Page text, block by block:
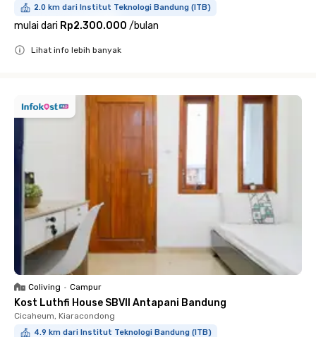
2.0 km dari Institut Teknologi Bandung (ITB)
mulai dari Rp2.300.000 /bulan
Lihat info lebih banyak
Coliving • Campur
Kost Luthfi House SBVII Antapani Bandung
Cicaheum, Kiaracondong
4.9 km dari Institut Teknologi Bandung (ITB)